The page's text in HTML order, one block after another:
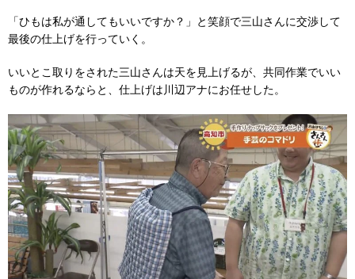
「ひもは私が通してもいいですか？」と笑顔で三山さんに交渉して
最後の仕上げを行っていく。
いいとこ取りをされた三山さんは天を見上げるが、共同作業でいい
ものが作れるならと、仕上げは川辺アナにお任せした。